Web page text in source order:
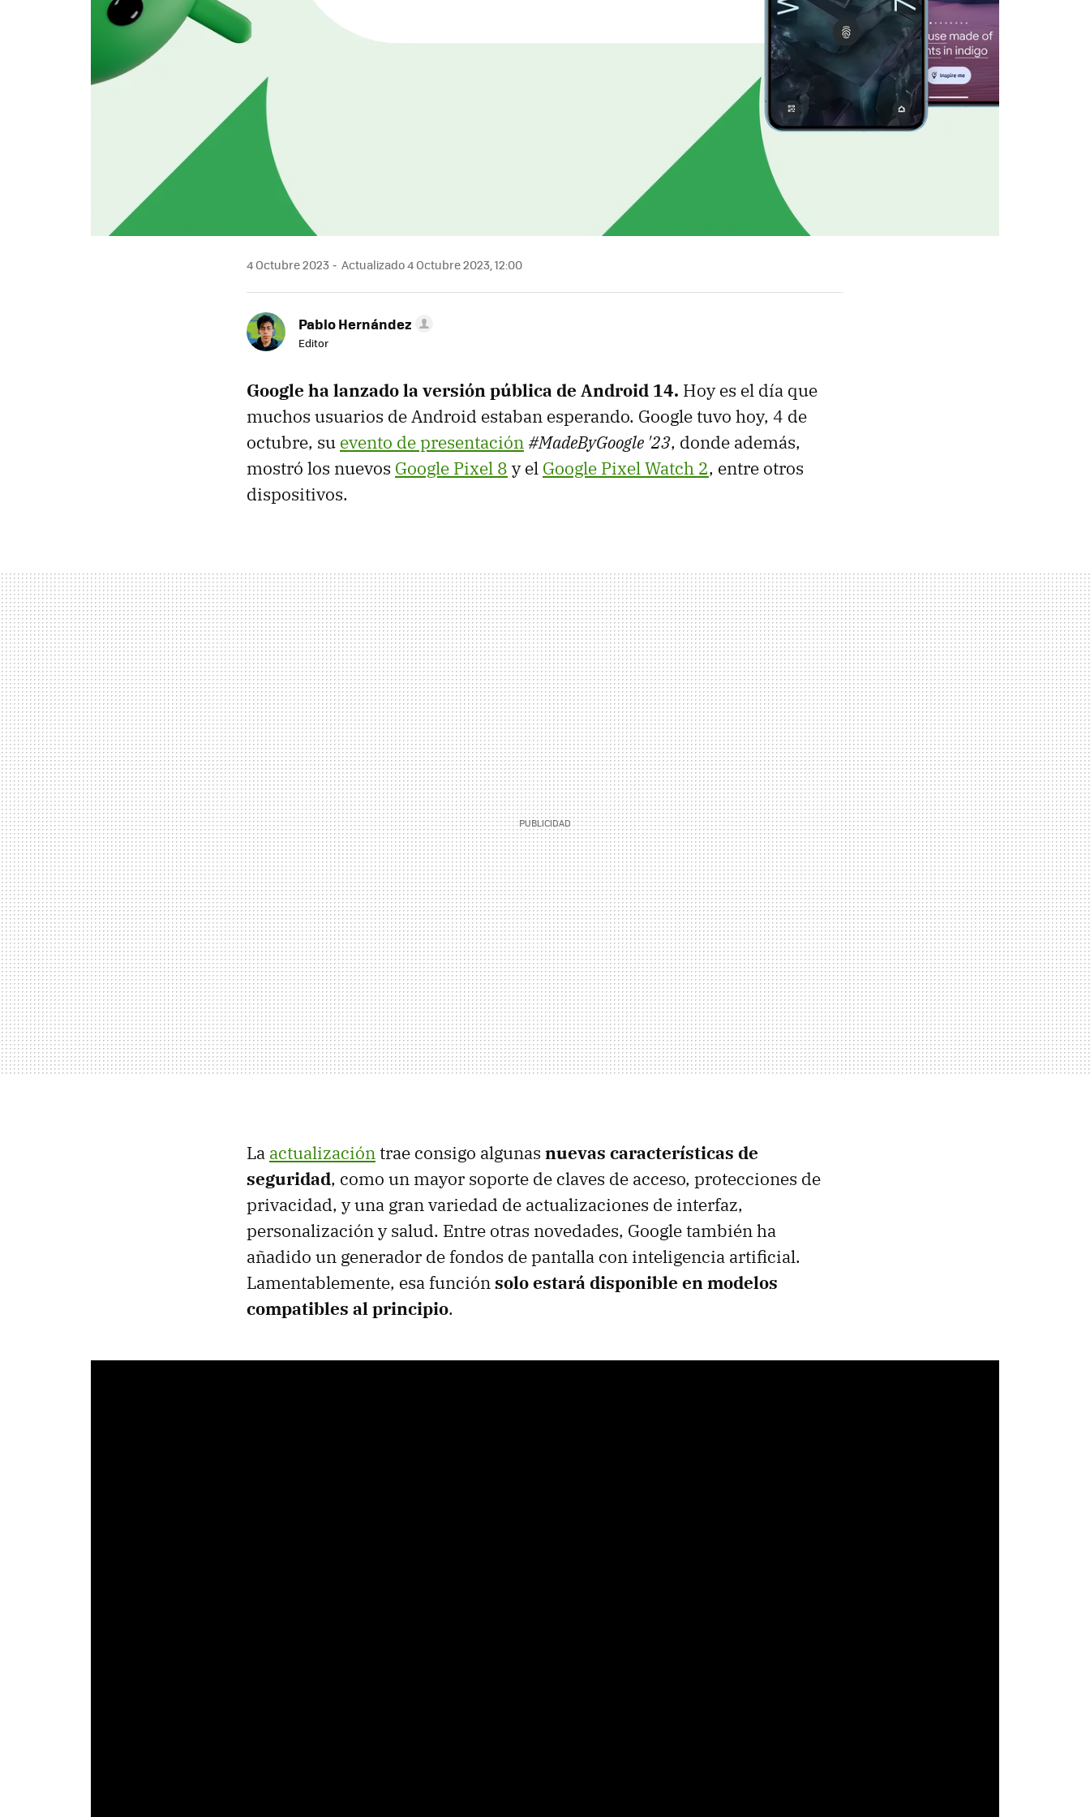
4 Octubre 2023 Actualizado 4 Octubre 2023, 12:00
Pablo Hernández
Editor
Google ha lanzado la versión pública de Android 14. Hoy es el día que
muchos usuarios de Android estaban esperando. Google tuvo hoy, 4 de
octubre, su evento de presentación #MadeByGoogle '23, donde además,
mostró los nuevos Google Pixel 8 y el Google Pixel Watch 2, entre otros
dispositivos.
La actualización trae consigo algunas nuevas características de
seguridad, como un mayor soporte de claves de acceso, protecciones de
privacidad, y una gran variedad de actualizaciones de interfaz,
personalización y salud. Entre otras novedades, Google también ha
añadido un generador de fondos de pantalla con inteligencia artificial.
Lamentablemente, esa funciónsolo estará disponible en modelos
compatibles al principio.